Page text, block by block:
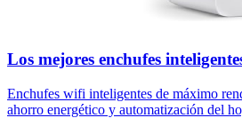
Los mejores enchufes
Enchufes wifi inteligentes de máximo
ahorro energético y automatización del